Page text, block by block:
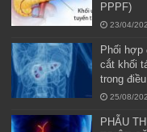
PPPF)
23/04/
Phối hợp
cắt khối
trong
25/08/
PHẪU